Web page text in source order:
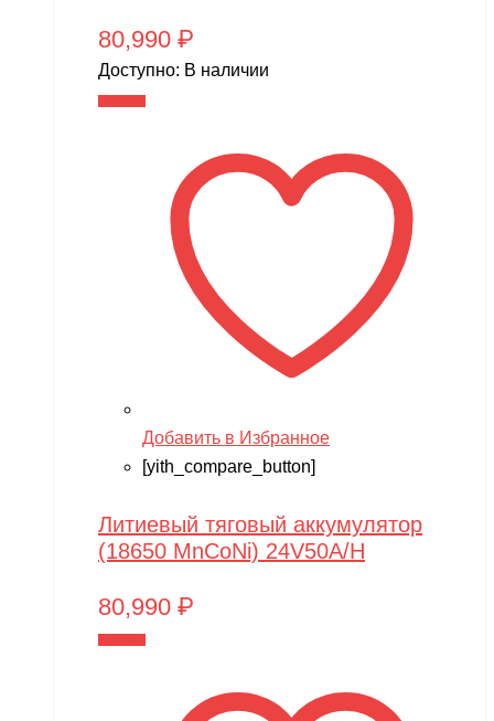
80,990 ₽
Доступно: В наличии
Добавить в Избранное
[yith_compare_button]
Литиевый тяговый аккумулятор
(18650 MnCoNi) 24V50A/H
80,990 ₽